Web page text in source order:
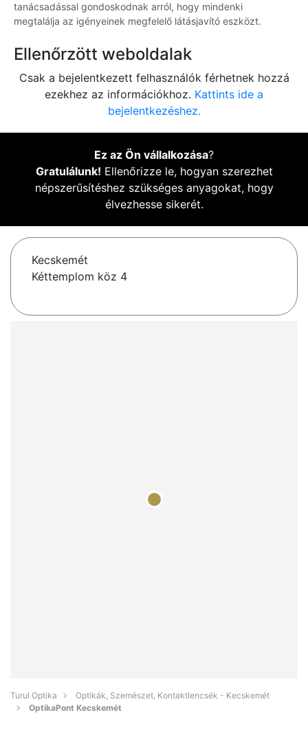
tanácsadással gondoskodnak arról, hogy mindenki
megtalálja az igényeinek megfelelő látásjavító eszközt.
Ellenőrzött weboldalak
Csak a bejelentkezett felhasználók férhetnek hozzá
ezekhez az információkhoz. Kattints ide a
bejelentkezéshez.
Ez az Ön vállalkozása?
Gratulálunk! Ellenőrizze le, hogyan szerezhet
népszerűsítéshez szükséges anyagokat, hogy
élvezhesse sikerét.
Kecskemét
Kéttemplom köz 4
Turul Optika
Optikák, Szemészet, Kontaktlencsék - Kecskemét
OptikaPont Kecskemét